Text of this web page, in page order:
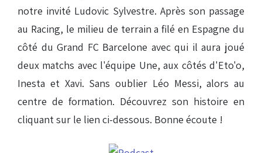
notre invité Ludovic Sylvestre. Après son passage
au Racing, le milieu de terrain a filé en Espagne du
côté du Grand FC Barcelone avec qui il aura joué
deux matchs avec l'équipe Une, aux côtés d'Eto'o,
Inesta et Xavi. Sans oublier Léo Messi, alors au
centre de formation. Découvrez son histoire en
cliquant sur le lien ci-dessous. Bonne écoute !